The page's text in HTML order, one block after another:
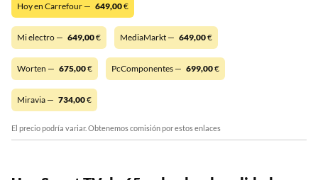
Hoy en Carrefour — 649,00€
Mi electro — 649,00€ MediaMarkt — 649,00€
Worten — 675,00€ PcComponentes — 699,00€
Miravia — 734,00€
El precio podría variar. Obtenemos comisión por estos enlaces